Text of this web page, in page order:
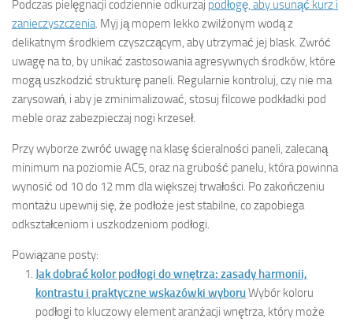
Podczas pielęgnacji codziennie odkurzaj podłogę, aby usunąć kurz i
zanieczyszczenia . Myj ją mopem lekko zwilżonym wodą z
delikatnym środkiem czyszczącym, aby utrzymać jej blask. Zwróć
uwagę na to, by unikać zastosowania agresywnych środków, które
mogą uszkodzić strukturę paneli. Regularnie kontroluj, czy nie ma
zarysowań, i aby je zminimalizować, stosuj filcowe podkładki pod
meble oraz zabezpieczaj nogi krzeseł.
Przy wyborze zwróć uwagę na klasę ścieralności paneli, zalecaną
minimum na poziomie AC5, oraz na grubość panelu, która powinna
wynosić od 10 do 12 mm dla większej trwałości. Po zakończeniu
montażu upewnij się, że podłoże jest stabilne, co zapobiega
odkształceniom i uszkodzeniom podłogi.
Powiązane posty:
Jak dobrać kolor podłogi do wnętrza: zasady harmonii,
kontrastu i praktyczne wskazówki wyboruWybór koloru
podłogi to kluczowy element aranżacji wnętrza, który może